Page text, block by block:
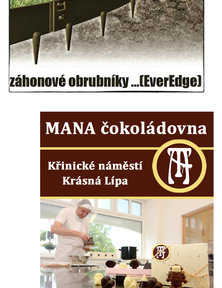
Hrob Emmy Veidl na hřbitově v Lužici
Hrob rodiny Tropschuh na hřbitově v Lužici
Hrob faráře Josef Ottla na hřbitově v
Kozlech
Hrobka rodiny Fuchs u papírny v České
Sloupu v Čechách
Hrob rodiny Haina na hřbitově v Krásné u
Hrob rodiny Hübner na hřbitově v Krásné u
Hrob rodiny Kundlatsch-Lucke na hřbitově v
Krásné u Pěnčína
Hrob Jana Kačera na hřbitově v Želkovicích
Hrob Friedricha Hoffmanna na hřbitově v
Šumburku nad Desnou – Tanvaldu